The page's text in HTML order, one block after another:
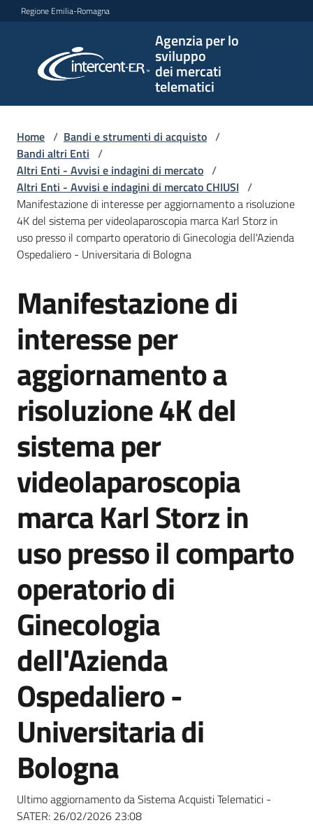
Vai al contenuto
Vai alla navigazione
Vai al footer
Regione Emilia-Romagna
Agenzia per lo
sviluppo
dei mercati
telematici
per lo
sviluppo
telematici
L'Agenzia
Bandi
strumenti
di
Supporto
Piattaforme
telematiche
English
Seguici
su
Home / Bandi e strumenti di acquisto /
Bandi altri Enti /
Altri Enti - Avvisi e indagini di mercato /
Altri Enti - Avvisi e indagini di mercato CHIUSI /
Manifestazione di interesse per aggiornamento a risoluzione
4K del sistema per videolaparoscopia marca Karl Storz in
uso presso il comparto operatorio di Ginecologia dell'Azienda
Ospedaliero - Universitaria di Bologna
Salta al contenuto
Manifestazione di
interesse per
aggiornamento a
risoluzione 4K del
sistema per
videolaparoscopia
marca Karl Storz in
uso presso il comparto
operatorio di
Ginecologia
dell'Azienda
Ospedaliero -
Universitaria di
Bologna
Ultimo aggiornamento da Sistema Acquisti Telematici -
SATER: 26/02/2026 23:08